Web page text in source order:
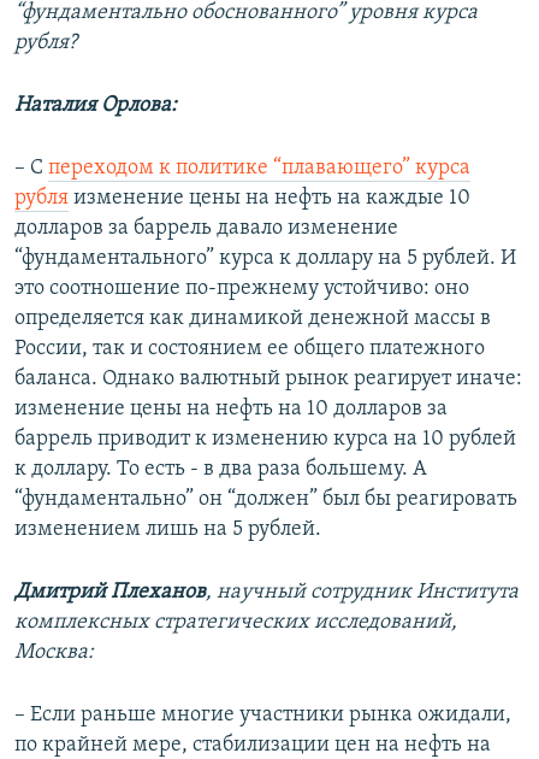
“фундаментально обоснованного” уровня курса
рубля?
Наталия Орлова:
– С переходом к политике “плавающего” курса
рубля изменение цены на нефть на каждые 10
долларов за баррель давало изменение
“фундаментального” курса к доллару на 5 рублей. И
это соотношение по-прежнему устойчиво: оно
определяется как динамикой денежной массы в
России, так и состоянием ее общего платежного
баланса. Однако валютный рынок реагирует иначе:
изменение цены на нефть на 10 долларов за
баррель приводит к изменению курса на 10 рублей
к доллару. То есть - в два раза большему. А
“фундаментально” он “должен” был бы реагировать
изменением лишь на 5 рублей.
Дмитрий Плеханов, научный сотрудник Института
комплексных стратегических исследований,
Москва:
– Если раньше многие участники рынка ожидали,
по крайней мере, стабилизации цен на нефть на